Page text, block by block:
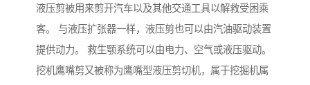
液压剪被用来剪开汽车以及其他交通工具以解救受困乘
客。 与液压扩张器一样，液压剪也可以由汽油驱动装置
提供动力。 救生颚系统可以由电力、空气或液压驱动。
挖机鹰嘴剪又被称为鹰嘴型液压剪切机，属于挖掘机属